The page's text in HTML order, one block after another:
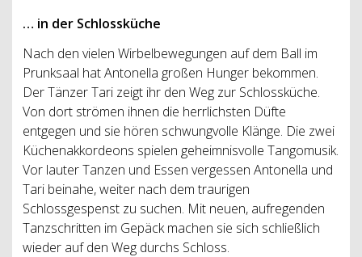
… in der Schlossküche
Nach den vielen Wirbelbewegungen auf dem Ball im
Prunksaal hat Antonella großen Hunger bekommen.
Der Tänzer Tari zeigt ihr den Weg zur Schlossküche.
Von dort strömen ihnen die herrlichsten Düfte
entgegen und sie hören schwungvolle Klänge. Die zwei
Küchenakkordeons spielen geheimnisvolle Tangomusik.
Vor lauter Tanzen und Essen vergessen Antonella und
Tari beinahe, weiter nach dem traurigen
Schlossgespenst zu suchen. Mit neuen, aufregenden
Tanzschritten im Gepäck machen sie sich schließlich
wieder auf den Weg durchs Schloss.